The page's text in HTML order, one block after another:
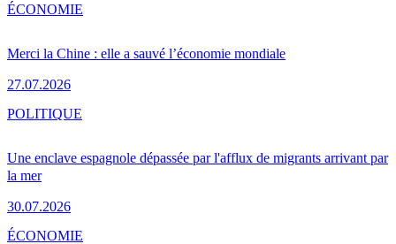
Merci la Chine : elle a sauvé l’économie mondiale
27.07.2026
ÉCONOMIE
Une enclave espagnole dépassée par l'afflux de migrants arrivant par
la mer
30.07.2026
POLITIQUE
ÉCONOMIE